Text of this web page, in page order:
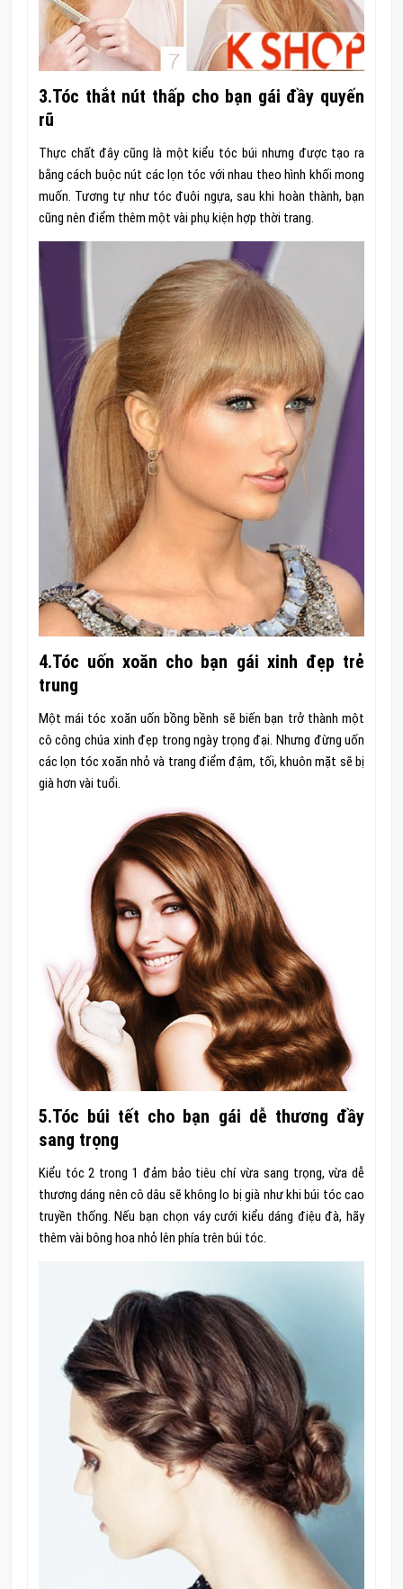
3.Tóc thắt nút thấp cho bạn gái đầy quyến
rũ
Thực chất đây cũng là một kiểu tóc búi nhưng được tạo ra
bằng cách buộc nút các lọn tóc với nhau theo hình khối mong
muốn. Tương tự như tóc đuôi ngựa, sau khi hoàn thành, bạn
cũng nên điểm thêm một vài phụ kiện hợp thời trang.
4.Tóc uốn xoăn cho bạn gái xinh đẹp trẻ
trung
Một mái tóc xoăn uốn bồng bềnh sẽ biến bạn trở thành một
cô công chúa xinh đẹp trong ngày trọng đại. Nhưng đừng uốn
các lọn tóc xoăn nhỏ và trang điểm đậm, tối, khuôn mặt sẽ bị
già hơn vài tuổi.
5.Tóc búi tết cho bạn gái dễ thương đầy
sang trọng
Kiểu tóc 2 trong 1 đảm bảo tiêu chí vừa sang trọng, vừa dễ
thương dáng nên cô dâu sẽ không lo bị già như khi búi tóc cao
truyền thống. Nếu bạn chọn váy cưới kiểu dáng điệu đà, hãy
thêm vài bông hoa nhỏ lên phía trên búi tóc.